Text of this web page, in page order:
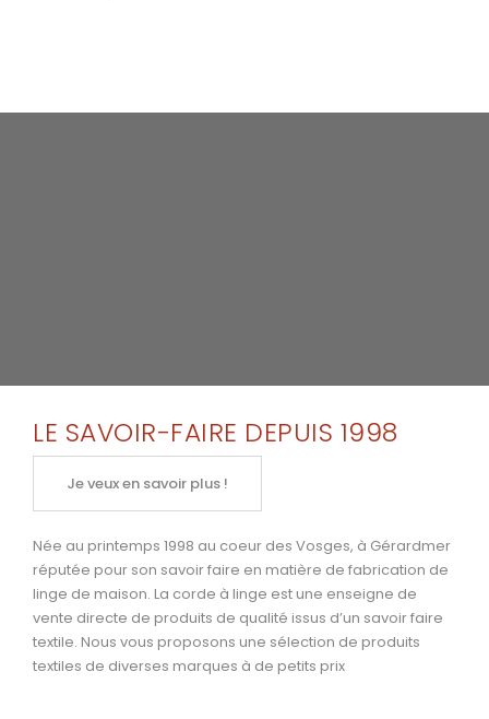
LE SAVOIR-FAIRE DEPUIS 1998
Je veux en savoir plus !
Née au printemps 1998 au coeur des Vosges, à Gérardmer
réputée pour son savoir faire en matière de fabrication de
linge de maison. La corde à linge est une enseigne de
vente directe de produits de qualité issus d’un savoir faire
textile. Nous vous proposons une sélection de produits
textiles de diverses marques à de petits prix